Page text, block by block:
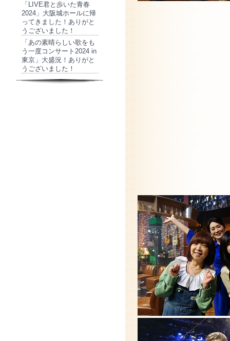
「LIVE君と歩いた青春
2024」大阪城ホールに帰
ってきました！ありがと
うございました！
「あの素晴らしい歌をも
う一度コンサート2024 in
東京」大盛況！ありがと
うございました！